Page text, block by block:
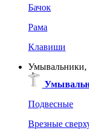
Бачок
Рама
Клавиши
Умывальники,
Подвесные
Врезные